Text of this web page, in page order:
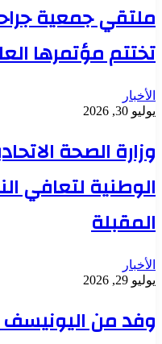
ملتقي جمعية
تختتم مؤتمرها
الأخبار
يوليو 30, 2026
وزارة الصحة
الوطنية لتعافي
المقبلة
الأخبار
يوليو 29, 2026
وفد من اليونيسف